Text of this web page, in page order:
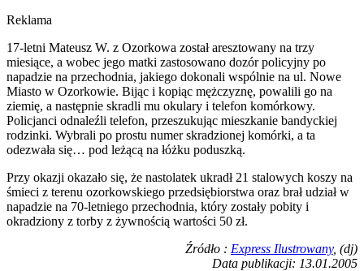
Reklama
17-letni Mateusz W. z Ozorkowa został aresztowany na trzy
miesiące, a wobec jego matki zastosowano dozór policyjny po
napadzie na przechodnia, jakiego dokonali wspólnie na ul. Nowe
Miasto w Ozorkowie. Bijąc i kopiąc mężczyznę, powalili go na
ziemię, a następnie skradli mu okulary i telefon komórkowy.
Policjanci odnaleźli telefon, przeszukując mieszkanie bandyckiej
rodzinki. Wybrali po prostu numer skradzionej komórki, a ta
odezwała się… pod leżącą na łóżku poduszką.
Przy okazji okazało się, że nastolatek ukradł 21 stalowych koszy na
śmieci z terenu ozorkowskiego przedsiębiorstwa oraz brał udział w
napadzie na 70-letniego przechodnia, który zostały pobity i
okradziony z torby z żywnością wartości 50 zł.
Źródło : Express Ilustrowany, (dj)
Data publikacji: 13.01.2005